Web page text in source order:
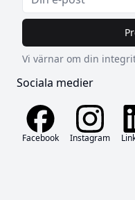
Vi värnar om din
Sociala medier
Facebook Instagram